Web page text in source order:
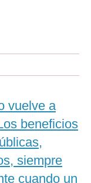
vuelve a
beneficios
siempre
cuando un